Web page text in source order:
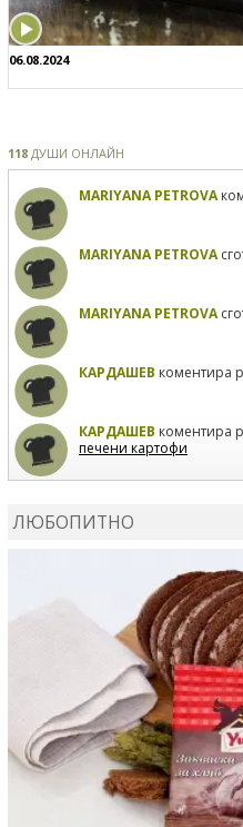
06.08.2024
118 ДУШИ ОНЛАЙН
MARIYANA PETROVA
MARIYANA PETROVA
MARIYANA PETROVA
КАРДАШЕВ коментира
КАРДАШЕВ коментира
печени картофи
ЛЮБОПИТНО